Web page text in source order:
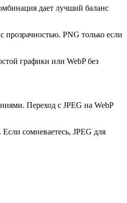
дает лучший баланс
PNG только если
графики или WebP без
Переход с JPEG на WebP
сомневаетесь, JPEG для